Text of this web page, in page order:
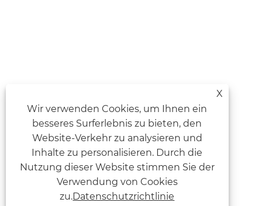
X
Wir verwenden Cookies, um Ihnen ein
besseres Surferlebnis zu bieten, den
Website-Verkehr zu analysieren und
Inhalte zu personalisieren. Durch die
Nutzung dieser Website stimmen Sie der
Verwendung von Cookies
zu.Datenschutzrichtlinie